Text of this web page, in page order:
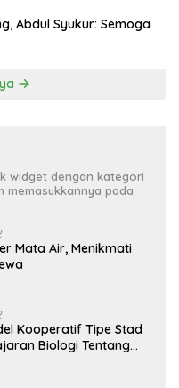
Abdul Syukur: Semoga
widget dengan kategori
memasukkannya pada
Mata Air, Menikmati
Kooperatif Tipe Stad
Biologi Tentang